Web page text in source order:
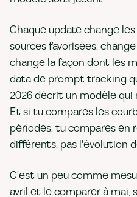
Chaque update change
sources favorisées,
change la façon dont les
data de prompt tracking
2026 décrit un modèle qui
Et si tu compares les
périodes, tu compares en
différents, pas l'évolution
C'est un peu comme
avril et le comparer à mai,